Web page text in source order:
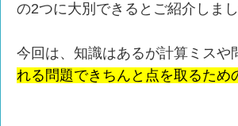
の2つに大別できるとご紹介しまし
今回は、知識はあるが計算ミス
れる問題できちんと点を取るため